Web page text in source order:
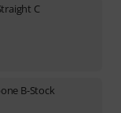
C
B-Stock